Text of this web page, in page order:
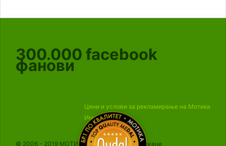
300.000 facebook
фанови
Цени и услови за рекламирање на Мотика
Импресум
© 2006 - 2019 МОТИКА, Сите права се задржани